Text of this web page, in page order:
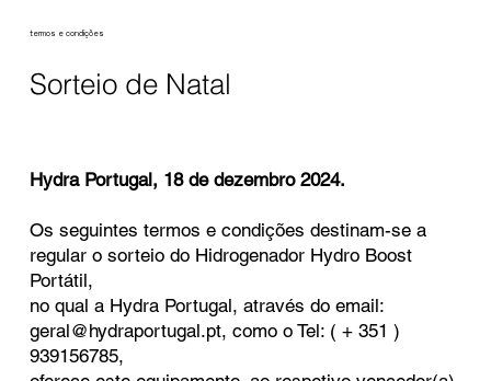
termos e condições
Sorteio de Natal
Hydra Portugal, 18 de dezembro 2024.
Os seguintes termos e condições destinam-se a
regular o sorteio do Hidrogenador Hydro Boost
Portátil,
no qual a Hydra Portugal, através do email:
geral@hydraportugal.pt, como o Tel: ( + 351 )
939156785,